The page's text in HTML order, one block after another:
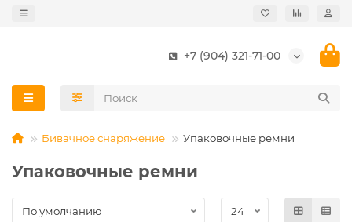
+7 (904) 321-71-00
Бивачное снаряжение Упаковочные ремни
Упаковочные ремни